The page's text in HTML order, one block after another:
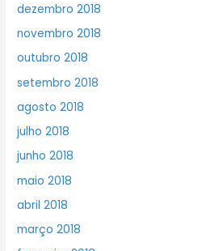
dezembro 2018
novembro 2018
outubro 2018
setembro 2018
agosto 2018
julho 2018
junho 2018
maio 2018
abril 2018
março 2018